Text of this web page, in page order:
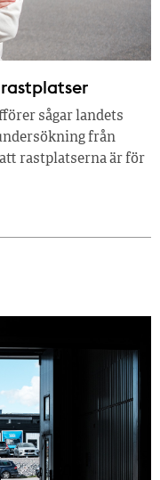
sågar landets
från
rastplatserna är för